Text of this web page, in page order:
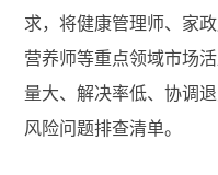
求，将健康管理师、家
营养师等重点领域市场
量大、解决率低、协调
风险问题排查清单。